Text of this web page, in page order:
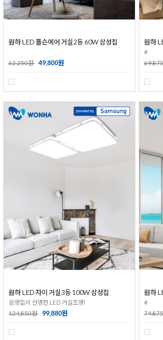
원하 LED 폴슨에어 거실2등 60W 삼성칩
62,250원 49,800원
원하
#
원하 LED 자이 거실3등 100W 삼성칩
음영없이 선명한 LED 거실조명!
124,850원 99,880원
원하
#